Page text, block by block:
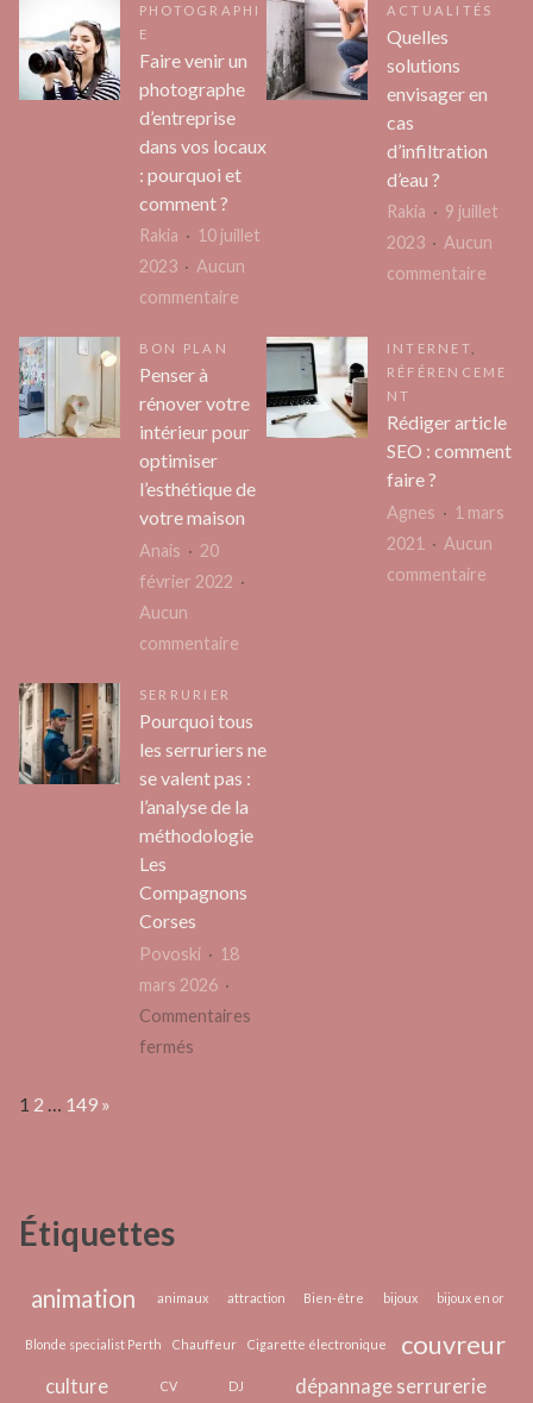
trahir
ses
PHOTOGRAPHI
E
Faire venir un
photographe
d’entreprise
dans vos locaux
: pourquoi et
comment ?
Rakia
10 juillet
2023
Aucun
commentaire
venir
photographe
dans
vos
ACTUALITÉS
Quelles
solutions
envisager en
cas
d’infiltration
d’eau ?
Rakia
9 juillet
2023
Aucun
commentaire
cas
?
BON PLAN
Penser à
rénover votre
intérieur pour
optimiser
l’esthétique de
votre maison
Anais
20
février 2022
Aucun
commentaire
rénover
pour
l’esthétique
votre
INTERNET
RÉFÉRENCEME
NT
Rédiger article
SEO : comment
faire ?
Agnes
1 mars
2021
Aucun
commentaire
SERRURIER
Pourquoi tous
les serruriers ne
se valent pas :
l’analyse de la
méthodologie
Les
Compagnons
Corses
Povoski
18
mars 2026
Commentaires
fermés
pas
l’analyse
Page:
1 2 … 149 Next
»
Étiquettes
animation animaux attraction Bien-être bijoux bijoux en or
Blonde specialist Perth Chauffeur Cigarette électronique couvreur
culture CV DJ dépannage serrurerie